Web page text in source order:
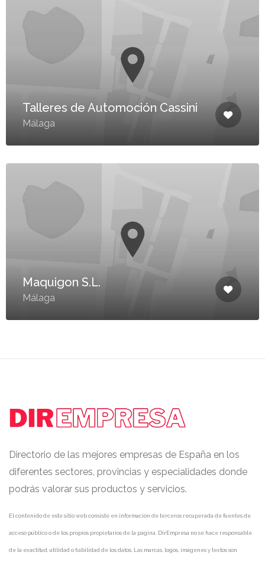
Talleres de Automoción Cassini
Málaga
Maquigon S.L.
Málaga
Directorio de las mejores empresas de España en los
diferentes sectores, provincias y especialidades donde
podrás valorar sus productos y servicios.
El contenido de este sitio web consiste en información de terceros recuperada de fuentes de
acceso público o de los propios propietarios de la página. DirEmpresa no se hace responsable
de la exactitud, utilidad o fiabilidad de los datos. Las marcas, logos, imágenes y textos son